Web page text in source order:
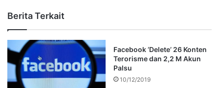
Berita Terkait
Facebook ‘Delete’ 26 Konten
Terorisme dan 2,2 M Akun
Palsu
10/12/2019